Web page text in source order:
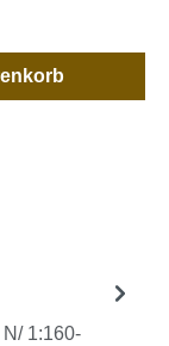
1:160-